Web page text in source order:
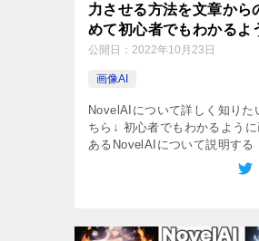
力させる方法を文章から
めて初心者でもわかるよ
公開日： 2022年10月23日
画像AI
NovelAIについて詳しく知りた
ちら↓ 初心者でもわかるよう
あるNovelAIについて説明する
文章をAIに読み込ませること
出力される海外の有料画像AIサ